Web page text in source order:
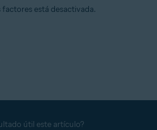
está desactivada.
útil este artículo?